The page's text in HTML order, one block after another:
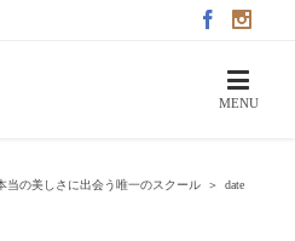
当の美しさに出会う唯一のスクール ＞ date